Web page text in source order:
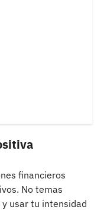
financieros
No temas
usar tu intensidad